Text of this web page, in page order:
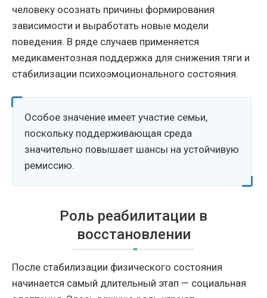
человеку осознать причины формирования
зависимости и выработать новые модели
поведения. В ряде случаев применяется
медикаментозная поддержка для снижения тяги и
стабилизации психоэмоционального состояния.
Особое значение имеет участие семьи,
поскольку поддерживающая среда
значительно повышает шансы на устойчивую
ремиссию.
Роль реабилитации в
восстановлении
После стабилизации физического состояния
начинается самый длительный этап — социальная